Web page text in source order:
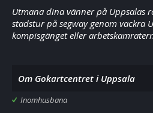
Utmana dina vänner på Uppsalas
stadstur på segway genom vackra
kompisgänget eller
Om Gokartcentret i Uppsala
Inomhusbana